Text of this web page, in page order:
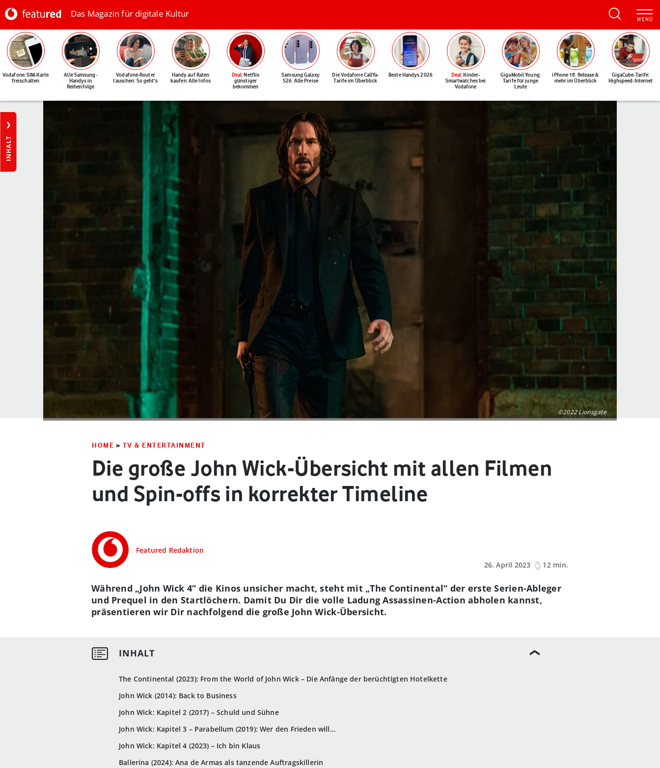
Das Magazin für digitale Kultur
Vodafone: SIM-Karte
freischalten
Alle Samsung-
Handys in
Reihenfolge
Vodafone-Router
tauschen: So geht's
Handy auf Raten
kaufen: Alle Infos
Deal: Netflix
günstiger
bekommen
Samsung Galaxy
S26: Alle Preise
Die Vodafone CallYa-
Tarife im Überblick
Beste Handys 2026 Deal: Kinder-
Smartwatches bei
Vodafone
GigaMobil Young:
Tarife für junge
Leute
iPhone 18: Release &
mehr im Überblick
GigaCube-Tarife:
Highspeed-Internet
INHALT
©2022 Lionsgate
HOME » TV & ENTERTAINMENT
Die große John Wick-Übersicht mit allen Filmen
und Spin-offs in korrekter Timeline
Featured Redaktion
26. April 2023
12 min.
The Continental (2023): From the World of John Wick – Die Anfänge der berüchtigten Hotelkette
John Wick (2014): Back to Business
John Wick: Kapitel 2 (2017) – Schuld und Sühne
John Wick: Kapitel 3 – Parabellum (2019): Wer den Frieden will…
John Wick: Kapitel 4 (2023) – Ich bin Klaus
Ballerina (2024): Ana de Armas als tanzende Auftragskillerin
Während „John Wick 4“ die Kinos unsicher macht, steht mit „The Continental“ der erste Serien-Ableger
und Prequel in den Startlöchern. Damit Du Dir die volle Ladung Assassinen-Action abholen kannst,
präsentieren wir Dir nachfolgend die große John Wick-Übersicht.